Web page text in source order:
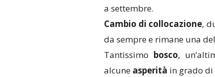
a settembre.
Cambio di collocazione,
da sempre e rimane una
Tantissimo bosco,
alcune asperità in grado di